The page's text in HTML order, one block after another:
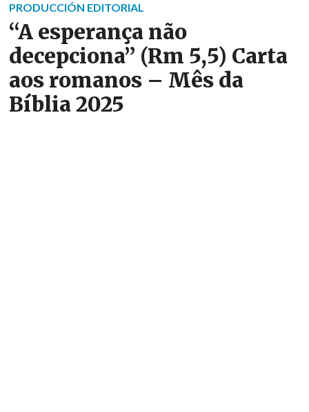
PRODUCCIÓN EDITORIAL
“A esperança não
decepciona” (Rm 5,5) Carta
aos romanos – Mês da
Bíblia 2025